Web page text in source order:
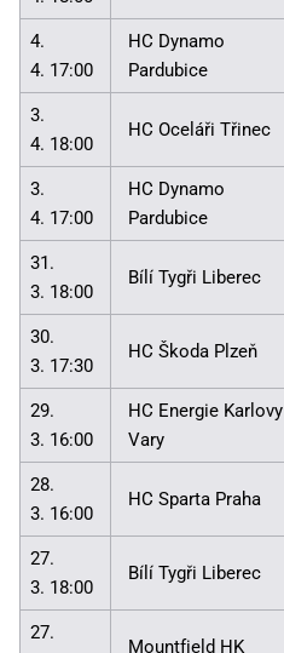
4.
4. 17:00
HC Dynamo
Pardubice
3.
4. 18:00
HC Oceláři Třinec
3.
4. 17:00
HC Dynamo
Pardubice
31.
3. 18:00
Bílí Tygři Liberec
30.
3. 17:30
HC Škoda Plzeň
29.
3. 16:00
HC Energie Karlovy
Vary
28.
3. 16:00
HC Sparta Praha
27.
3. 18:00
Bílí Tygři Liberec
27.
Mountfield HK